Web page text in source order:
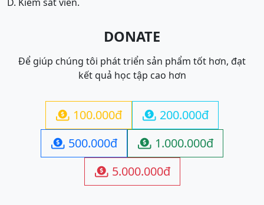
DONATE
Để giúp chúng tôi phát triển sản phẩm tốt hơn, đạt
kết quả học tập cao hơn
 100.000đ  200.000đ
 500.000đ  1.000.000đ
 5.000.000đ